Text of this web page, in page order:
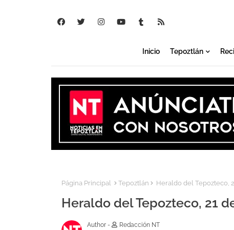
Inicio Tepoztlán
Página Principal Tepoztlán Heraldo del Tepozteco,
Heraldo del Tepozteco, 21
Author - Redacción NT